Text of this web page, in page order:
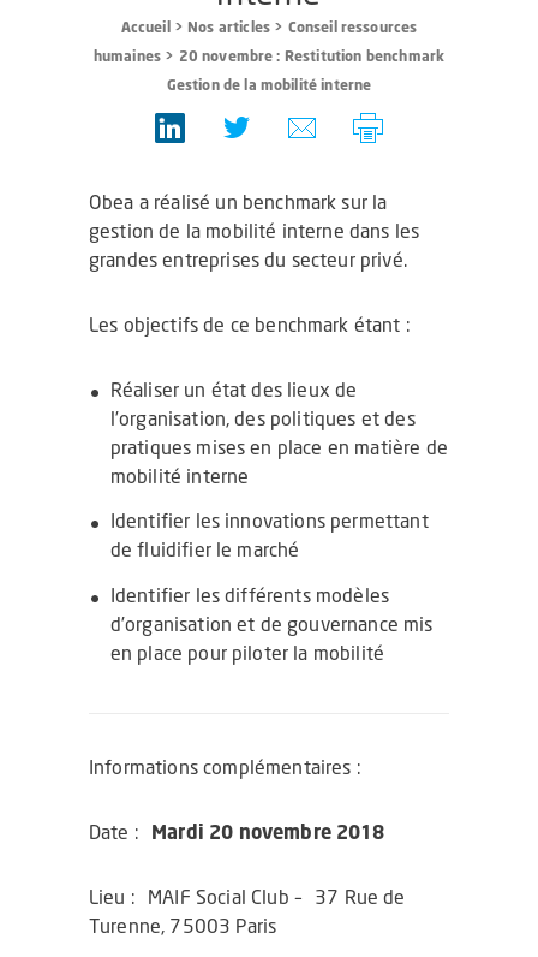
Accueil > Nos articles > Conseil ressources
humaines > 20 novembre : Restitution benchmark
Gestion de la mobilité interne
Obea a réalisé un benchmark sur la
gestion de la mobilité interne dans les
grandes entreprises du secteur privé.
Les objectifs de ce benchmark étant :
Réaliser un état des lieux de
l’organisation, des politiques et des
pratiques mises en place en matière de
mobilité interne
Identifier les innovations permettant
de fluidifier le marché
Identifier les différents modèles
d’organisation et de gouvernance mis
en place pour piloter la mobilité
Informations complémentaires :
Date : Mardi 20 novembre 2018
Lieu : MAIF Social Club – 37 Rue de
Turenne, 75003 Paris